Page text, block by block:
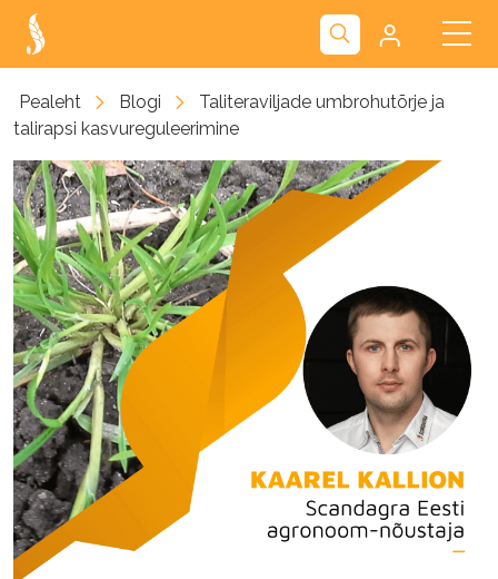
Kliendiportaal
Nova
Pealeht Blogi
Taliteraviljade umbrohutõrje ja
talirapsi kasvureguleerimine